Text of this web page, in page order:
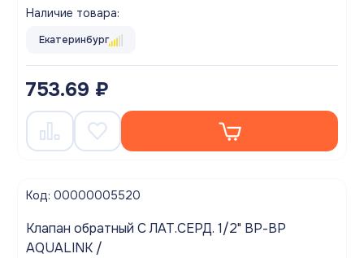
Наличие товара:
Екатеринбург
753.69 ₽
Код: 00000005520
Клапан обратный С ЛАТ.СЕРД. 1/2" ВР-ВР
AQUALINK /